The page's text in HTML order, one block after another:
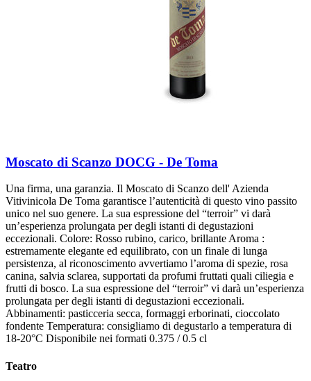
Moscato di Scanzo DOCG - De Toma
Una firma, una garanzia. Il Moscato di Scanzo dell' Azienda
Vitivinicola De Toma garantisce l’autenticità di questo vino passito
unico nel suo genere. La sua espressione del “terroir” vi darà
un’esperienza prolungata per degli istanti di degustazioni
eccezionali. Colore: Rosso rubino, carico, brillante Aroma :
estremamente elegante ed equilibrato, con un finale di lunga
persistenza, al riconoscimento avvertiamo l’aroma di spezie, rosa
canina, salvia sclarea, supportati da profumi fruttati quali ciliegia e
frutti di bosco. La sua espressione del “terroir” vi darà un’esperienza
prolungata per degli istanti di degustazioni eccezionali.
Abbinamenti: pasticceria secca, formaggi erborinati, cioccolato
fondente Temperatura: consigliamo di degustarlo a temperatura di
18-20°C Disponibile nei formati 0.375 / 0.5 cl
Teatro